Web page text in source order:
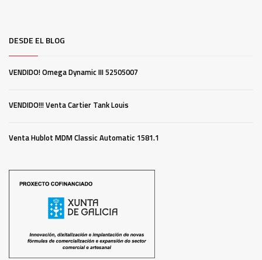
DESDE EL BLOG
VENDIDO! Omega Dynamic III 52505007
VENDIDO!!! Venta Cartier Tank Louis
Venta Hublot MDM Classic Automatic 1581.1